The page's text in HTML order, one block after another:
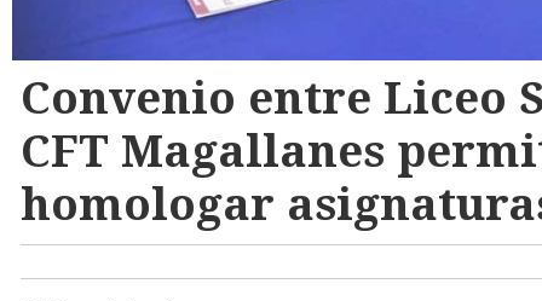
Convenio entre Liceo
CFT Magallanes
homologar